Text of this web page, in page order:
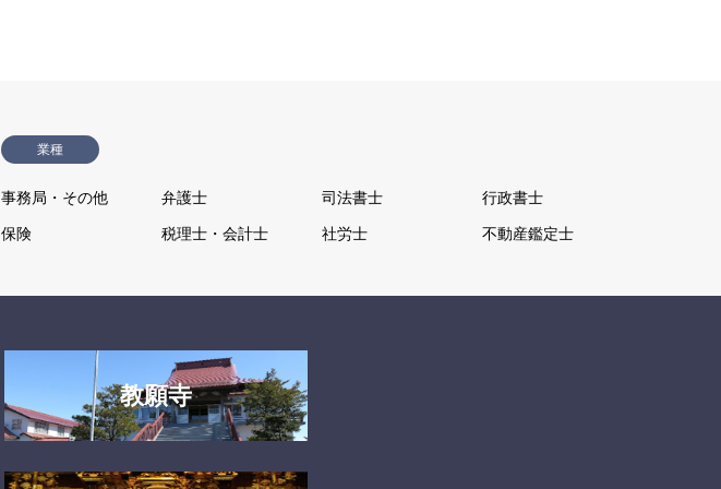
業種
事務局・その他 弁護士 司法書士 行政書士
保険 税理士・会計士 社労士 不動産鑑定士
教願寺